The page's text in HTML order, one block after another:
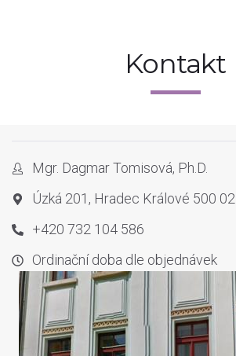
Kontakt
Mgr. Dagmar Tomisová, Ph.D.
Úzká 201, Hradec Králové 500 02
+420 732 104 586
Ordinační doba dle objednávek